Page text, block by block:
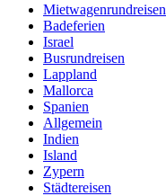
Mietwagenrundreisen
Badeferien
Israel
Busrundreisen
Lappland
Mallorca
Spanien
Allgemein
Indien
Island
Zypern
Städtereisen